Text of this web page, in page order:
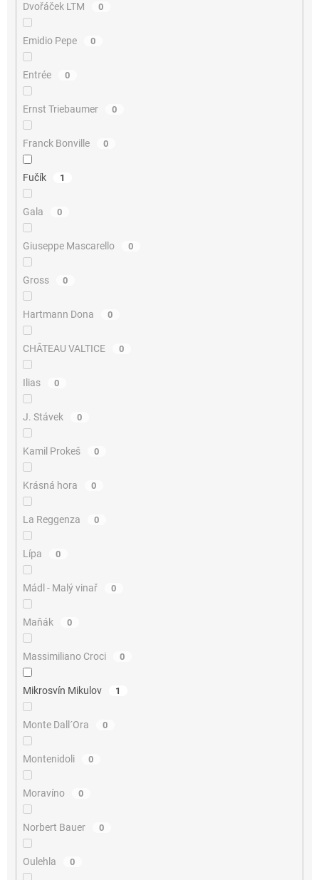
Dvořáček LTM 0
Emidio Pepe 0
Entrée 0
Ernst Triebaumer 0
Franck Bonville 0
Fučík 1
Gala 0
Giuseppe Mascarello 0
Gross 0
Hartmann Dona 0
CHÂTEAU VALTICE 0
Ilias 0
J. Stávek 0
Kamil Prokeš 0
Krásná hora 0
La Reggenza 0
Lípa 0
Mádl - Malý vinař 0
Maňák 0
Massimiliano Croci 0
Mikrosvín Mikulov 1
Monte Dall´Ora 0
Montenidoli 0
Moravíno 0
Norbert Bauer 0
Oulehla 0